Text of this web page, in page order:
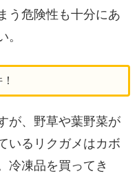
う危険性も十分にあ
。
が、野草や葉野菜が
いるリクガメはカボ
冷凍品を買ってき